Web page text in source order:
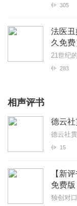
305
法医
久免费
21世纪
283
相声评书
德云
德云社
15
【新
免费版
独创对